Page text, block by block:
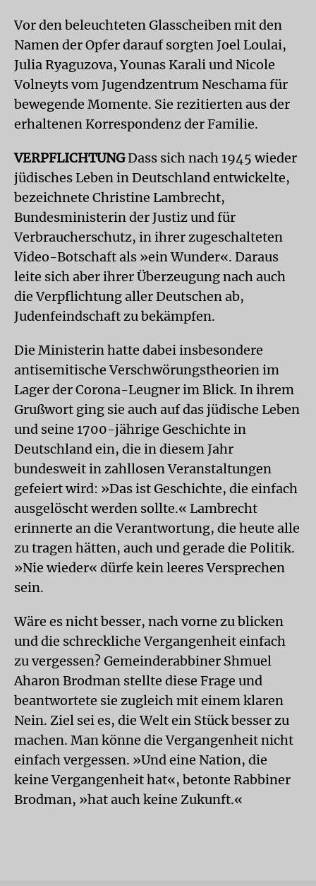
Vor den beleuchteten Glasscheiben mit den
Namen der Opfer darauf sorgten Joel Loulai,
Julia Ryaguzova, Younas Karali und Nicole
Volneyts vom Jugendzentrum Ne­schama für
bewegende Momente. Sie rezitierten aus der
erhaltenen Korrespondenz der Familie.
VERPFLICHTUNGDass sich nach 1945 wieder
jüdisches Leben in Deutschland entwickelte,
bezeichnete Christine Lambrecht,
Bundesministerin der Justiz und für
Verbraucherschutz, in ihrer zugeschalteten
Video-Botschaft als »ein Wunder«. Daraus
leite sich aber ihrer Überzeugung nach auch
die Verpflichtung aller Deutschen ab,
Judenfeindschaft zu bekämpfen.
Die Ministerin hatte dabei insbesondere
antisemitische Verschwörungstheorien im
Lager der Corona-Leugner im Blick. In ihrem
Grußwort ging sie auch auf das jüdische Leben
und seine 1700-jährige Geschichte in
Deutschland ein, die in diesem Jahr
bundesweit in zahllosen Veranstaltungen
gefeiert wird: »Das ist Geschichte, die einfach
ausgelöscht werden sollte.« Lambrecht
erinnerte an die Verantwortung, die heute alle
zu tragen hätten, auch und gerade die Politik.
»Nie wieder« dürfe kein leeres Versprechen
sein.
Wäre es nicht besser, nach vorne zu blicken
und die schreckliche Vergangenheit einfach
zu vergessen? Gemeinderabbiner Shmuel
Aharon Brodman stellte diese Frage und
beantwortete sie zugleich mit einem klaren
Nein. Ziel sei es, die Welt ein Stück besser zu
machen. Man könne die Vergangenheit nicht
einfach vergessen. »Und eine Nation, die
keine Vergangenheit hat«, betonte Rabbiner
Brodman, »hat auch keine Zukunft.«